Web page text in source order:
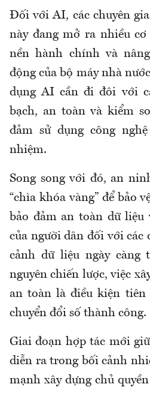
Đối với AI, các chuyên
này đang mở ra nhiều
nền hành chính và
động của bộ máy nhà
dụng AI cần đi đôi với
bạch, an toàn và kiểm
đảm sử dụng công
nhiệm.
Song song với đó, an
“chìa khóa vàng” để bảo
bảo đảm an toàn dữ
của người dân đối với các
cảnh dữ liệu ngày càng
nguyên chiến lược, việc
an toàn là điều kiện tiên
chuyển đổi số thành công.
Giai đoạn hợp tác mới
diễn ra trong bối cảnh
mạnh xây dựng chủ